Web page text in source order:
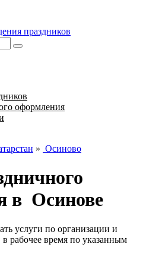
праздников
оформления
» Осиново
в Осинове
услуги по организации и
рабочее время по указанным